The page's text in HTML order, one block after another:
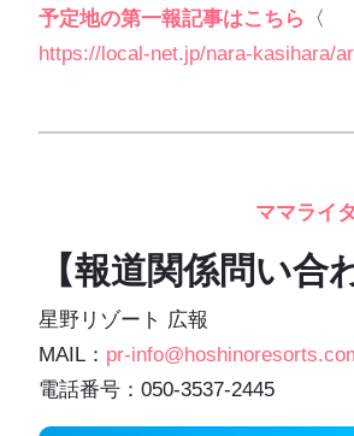
予定地の第一報記事はこちら
〈
https://local-net.jp/nara-kasihara/
ママライ
【報道関係問い合
星野リゾート 広報
MAIL： pr-
電話番号：050-3537-2445